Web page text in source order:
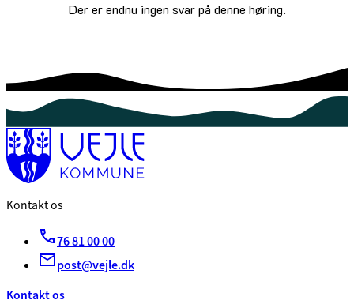
Der er endnu ingen svar på denne høring.
Kontakt os
76 81 00 00
post@vejle.dk
Kontakt os